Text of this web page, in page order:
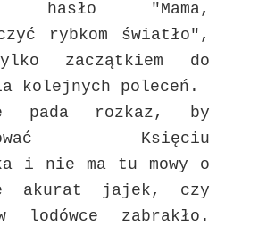
hasło "Mama,
rybkom światło",
zaczątkiem do
kolejnych poleceń.
pada rozkaz, by
Księciu
i nie ma tu mowy o
akurat jajek, czy
lodówce zabrakło.